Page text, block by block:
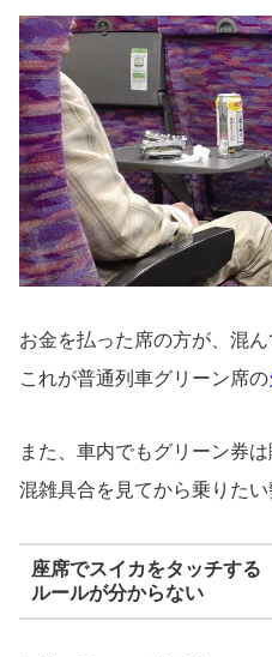
お金を払った席の方が、混
これが普通列車グリーン席の
また、車内でもグリーン券は
混雑具合を見てから乗りた
座席でスイカをタッチする
ルールが分からない